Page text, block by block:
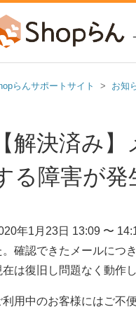
らんサポートサイト お知
【解決済み
る障害が発
年1月23日 13:09 〜
。確認できたメールにつ
在は復旧し問題なく動作
利用中のお客様にはご不